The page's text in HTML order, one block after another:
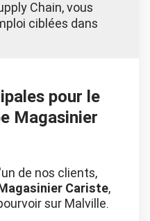
Chain, vous
ciblées dans
pour le
Magasinier
de nos clients,
Cariste,
sur Malville.